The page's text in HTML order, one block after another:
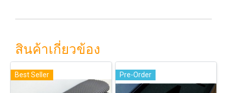
สินค้าเกี่ยวข้อง
Best Seller Pre-Order